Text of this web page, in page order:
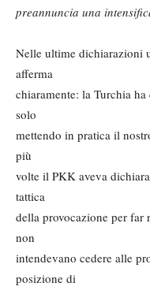
preannuncia una
Nelle ultime dichiarazioni
afferma
chiaramente: la Turchia
solo
mettendo in pratica il
più
volte il PKK aveva
tattica
della provocazione per
non
intendevano cedere alle
posizione di